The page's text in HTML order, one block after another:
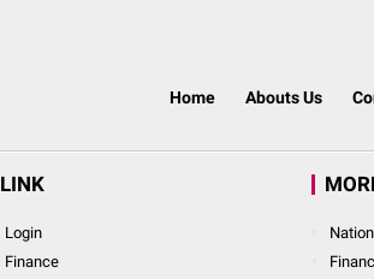
Home Abouts Us
LINK
Login
Finance